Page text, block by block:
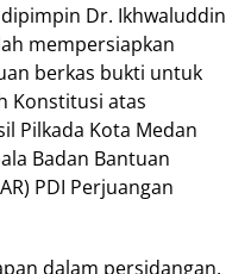
Dr. Ikhwaluddin
mempersiapkan
berkas bukti untuk
Konstitusi atas
Pilkada Kota Medan
Badan Bantuan
PDI Perjuangan
dalam persidangan,